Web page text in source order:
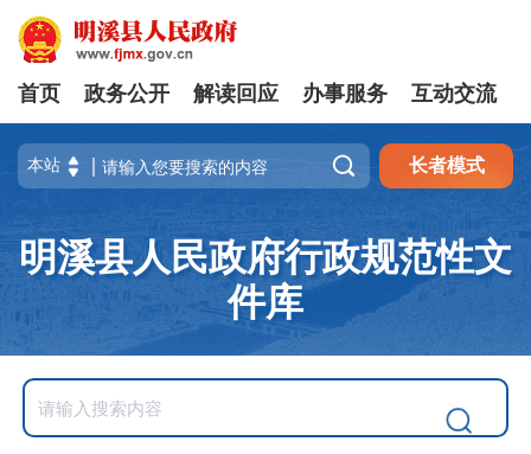
首页 政务公开 解读回应 办事服务 互动交流
 长者模式
明溪县人民政府行政规范性文
件库